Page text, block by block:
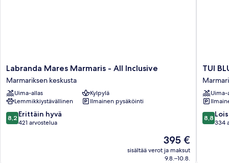
Labranda
Mares
Marmaris
-
All
Inclusive
Marmariksen
Labranda Mares Marmaris - All Inclusive
Marmariksen keskusta
Uima-allas
Kylpylä
Lemmikkiystävällinen
Ilmainen pysäköinti
8.2
kautta
8,2 Erittäin hyvä
421 arvostelua
Hinta
on
395 €
395 €
sisältää verot ja maksut
9.8.–10.8.
TUI
BLUE
Grand
Azur
-
All
inclusive
TUI
Uima-
8.8
kautta
8,8
334